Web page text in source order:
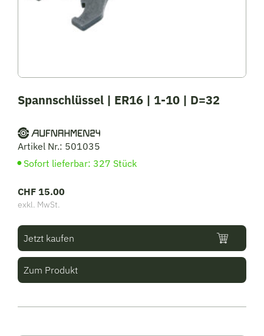
Spannschlüssel | ER16 | 1-10 | D=32
CHF 15.00
exkl. MwSt.
Artikel Nr.: 501035
Sofort lieferbar: 327 Stück
Jetzt kaufen
Zum Produkt